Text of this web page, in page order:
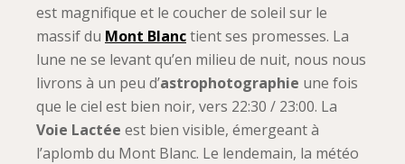
est magnifique et le coucher de soleil sur le
massif du Mont Blanctient ses promesses. La
lune ne se levant qu’en milieu de nuit, nous nous
livrons à un peu d’astrophotographie une fois
que le ciel est bien noir, vers 22:30 / 23:00. La
Voie Lactée est bien visible, émergeant à
l’aplomb du Mont Blanc. Le lendemain, la météo